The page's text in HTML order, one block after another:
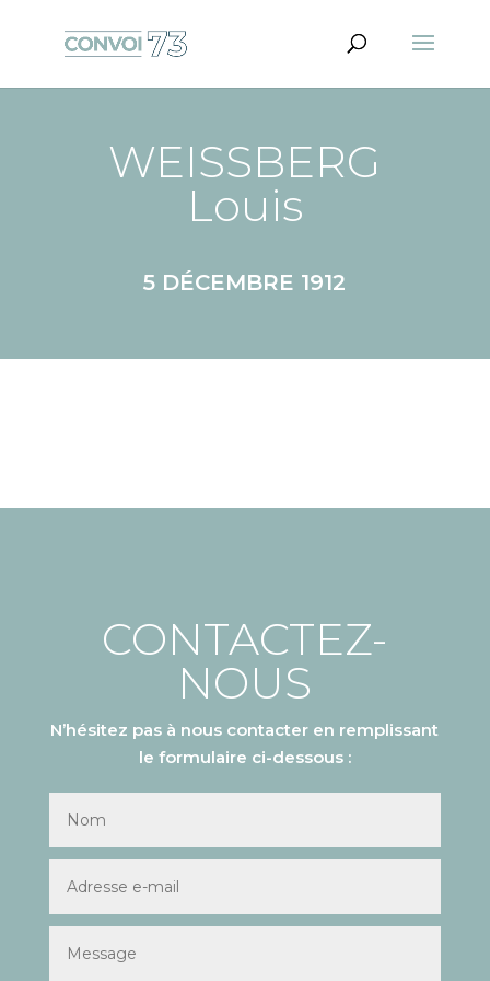
WEISSBERG
Louis
5 DÉCEMBRE 1912
CONTACTEZ-
NOUS
N’hésitez pas à nous contacter en remplissant
le formulaire ci-dessous :